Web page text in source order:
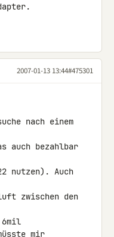
2007-01-13 13:44#475301
nach einem
auch bezahlbar
nutzen). Auch
zwischen den
mir